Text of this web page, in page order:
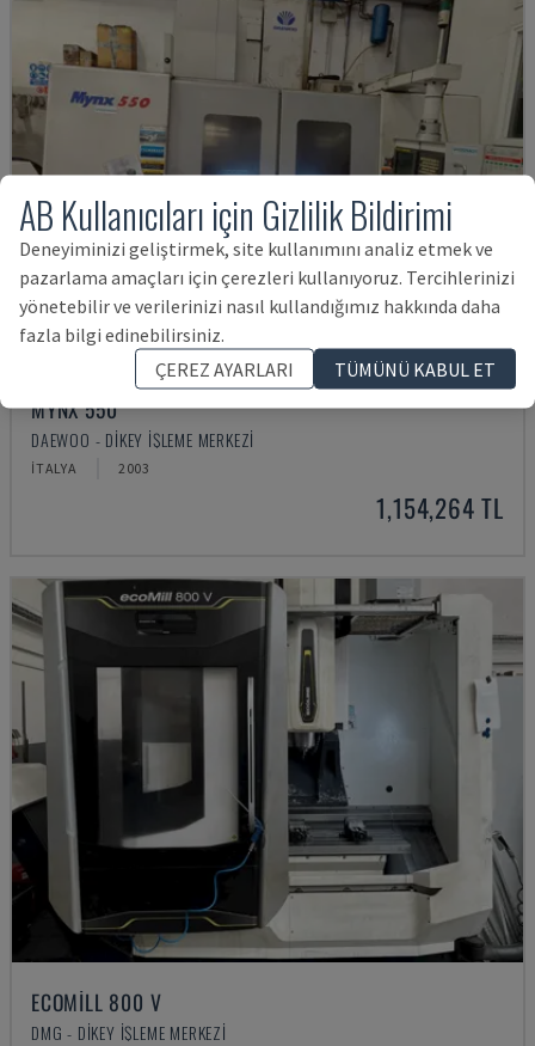
MYNX 550
DAEWOO - DIKEY İŞLEME MERKEZI
İTALYA 2003
1,154,264 TL
ECOMILL 800 V
DMG - DIKEY İŞLEME MERKEZI
AB Kullanıcıları için Gizlilik Bildirimi
Deneyiminizi geliştirmek, site kullanımını analiz etmek ve
pazarlama amaçları için çerezleri kullanıyoruz. Tercihlerinizi
yönetebilir ve verilerinizi nasıl kullandığımız hakkında daha
fazla bilgi edinebilirsiniz.
ÇEREZ AYARLARI
TÜMÜNÜ KABUL ET